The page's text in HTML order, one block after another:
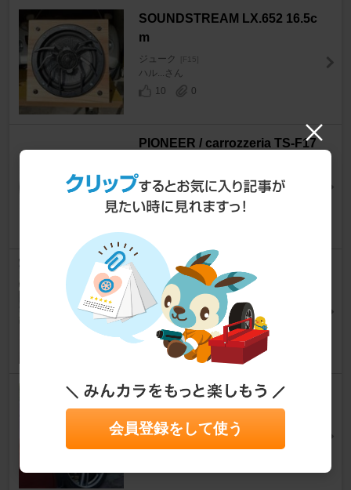
SOUNDSTREAM LX.652 16.5c
m
ジューク [F15]
ハル...さん
10
0
PIONEER / carrozzeria TS-F17
ジューク [F15]
ZJUKEZさん
38
0
KENWOOD KFC-XS1703
ジューク [F15]
EMG-76さん
8
0
日産(純正) フーガ純正ホイール
しょうパパさん
会員登録をして使う